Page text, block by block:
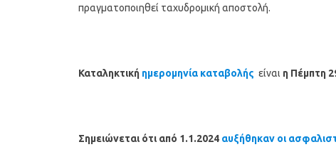
πραγματοποιηθεί ταχυδρομική αποστολή.
Καταληκτική ημερομηνία καταβολής είναι η Πέμπτη
Σημειώνεται ότι από 1.1.2024 αυξήθηκαν οι